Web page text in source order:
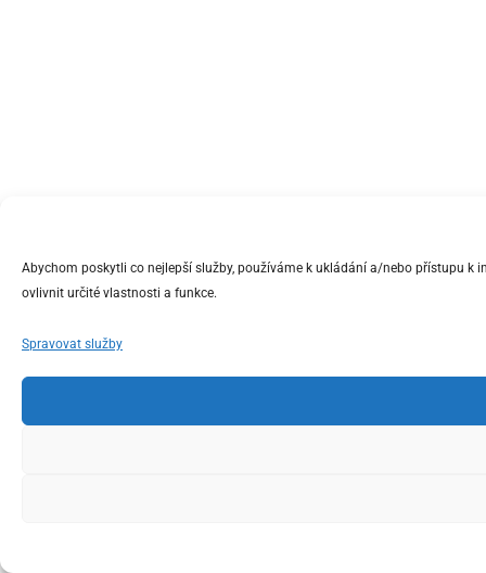
Abychom poskytli co nejlepší služby, používáme k ukládání a/nebo přístupu
ovlivnit určité vlastnosti a funkce.
Spravovat služby